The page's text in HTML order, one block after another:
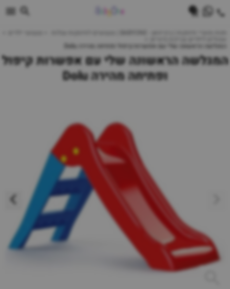
המגלשה הראשונה שלי עם אפשרות קיפול ופתיחה מהירה Dolu
המגלשה הראשונה שלי עם אפשרות קיפול
ופתיחה מהירה Dolu